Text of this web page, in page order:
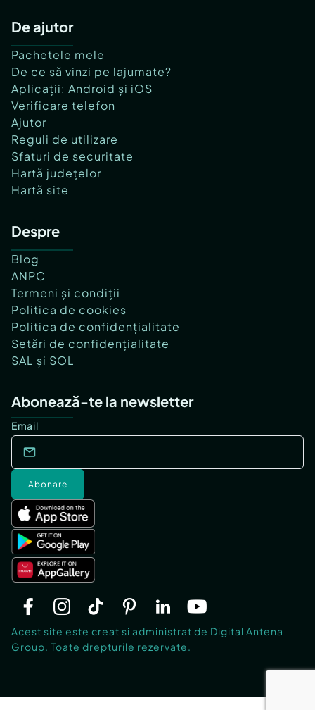
De ajutor
Pachetele mele
De ce să vinzi pe lajumate?
Aplicații: Android și iOS
Verificare telefon
Ajutor
Reguli de utilizare
Sfaturi de securitate
Hartă județelor
Hartă site
Despre
Blog
ANPC
Termeni și condiții
Politica de cookies
Politica de confidențialitate
Setări de confidențialitate
SAL și SOL
Abonează-te la newsletter
Email
Abonare
Acest site este creat si administrat de Digital Antena
Group. Toate drepturile rezervate.